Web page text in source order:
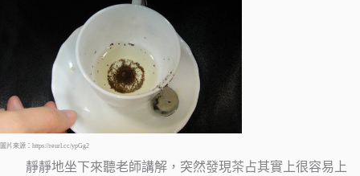
圖片來源：https://reurl.cc/ypGg2
靜靜地坐下來聽老師講解，突然發現茶占其實上很容易上